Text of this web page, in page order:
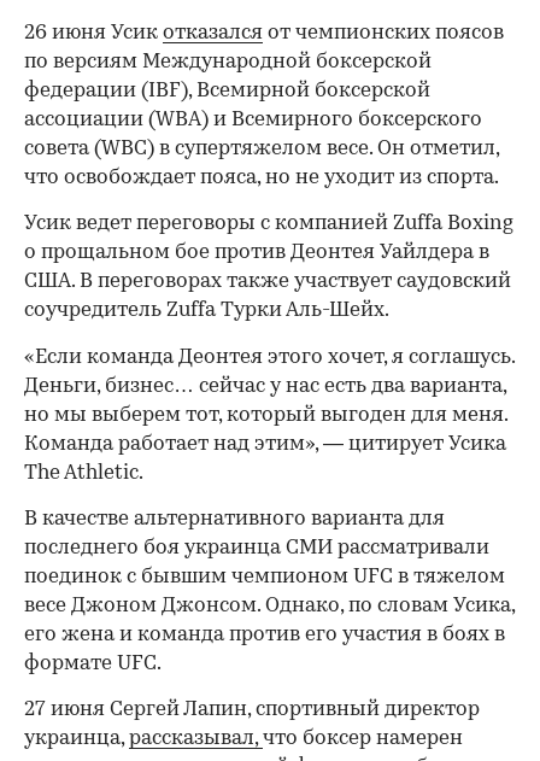
26 июня Усик отказался от чемпионских поясов
по версиям Международной боксерской
федерации (IBF), Всемирной боксерской
ассоциации (WBA) и Всемирного боксерского
совета (WBC) в супертяжелом весе. Он отметил,
что освобождает пояса, но не уходит из спорта.
Усик ведет переговоры с компанией Zuffa Boxing
о прощальном бое против Деонтея Уайлдера в
США. В переговорах также участвует саудовский
соучредитель Zuffa Турки Аль-Шейх.
«Если команда Деонтея этого хочет, я соглашусь.
Деньги, бизнес… сейчас у нас есть два варианта,
но мы выберем тот, который выгоден для меня.
Команда работает над этим», — цитирует Усика
The Athletic.
В качестве альтернативного варианта для
последнего боя украинца СМИ рассматривали
поединок с бывшим чемпионом UFC в тяжелом
весе Джоном Джонсом. Однако, по словам Усика,
его жена и команда против его участия в боях в
формате UFC.
27 июня Сергей Лапин, спортивный директор
украинца,рассказывал,что боксер намерен